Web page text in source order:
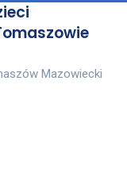
Mazowiecki